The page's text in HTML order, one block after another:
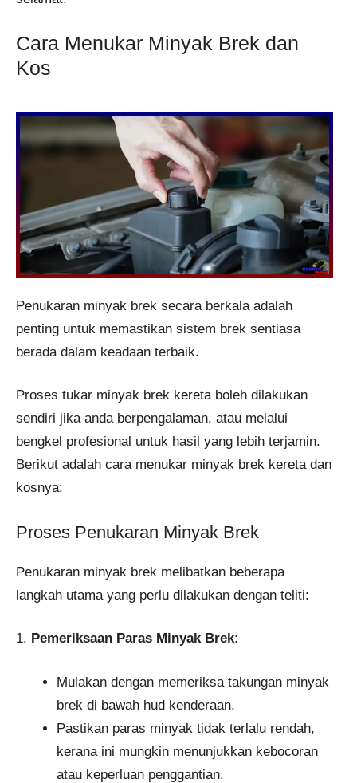
Cara Menukar Minyak Brek dan
Kos
Penukaran minyak brek secara berkala adalah
penting untuk memastikan sistem brek sentiasa
berada dalam keadaan terbaik.
Proses tukar minyak brek kereta boleh dilakukan
sendiri jika anda berpengalaman, atau melalui
bengkel profesional untuk hasil yang lebih terjamin.
Berikut adalah cara menukar minyak brek kereta dan
kosnya:
Proses Penukaran Minyak Brek
Penukaran minyak brek melibatkan beberapa
langkah utama yang perlu dilakukan dengan teliti:
1. Pemeriksaan Paras Minyak Brek:
Mulakan dengan memeriksa takungan minyak
brek di bawah hud kenderaan.
Pastikan paras minyak tidak terlalu rendah,
kerana ini mungkin menunjukkan kebocoran
atau keperluan penggantian.